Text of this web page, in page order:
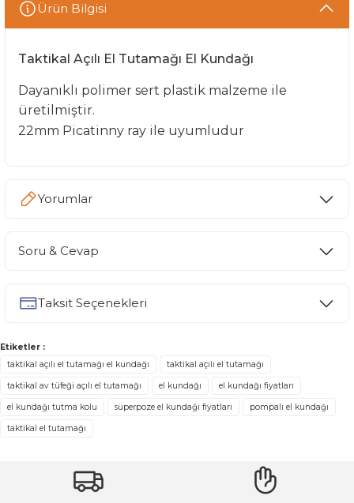
Ürün Bilgisi
Taktikal Açılı El Tutamağı El Kundağı
Dayanıklı polimer sert plastik malzeme ile
üretilmiştir.
22mm Picatinny ray ile uyumludur
Yorumlar
Soru & Cevap
Soru Sor
Taksit Seçenekleri
Etiketler :
taktikal açılı el tutamağı el kundağı
taktikal açılı el tutamağı
taktikal av tüfeği açılı el tutamağı el kundağı el kundağı fiyatları
el kundağı tutma kolu süperpoze el kundağı fiyatları pompalı el kundağı
taktikal el tutamağı